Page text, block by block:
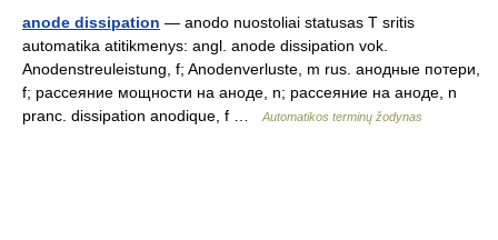
anode dissipation — anodo nuostoliai statusas T sritis
automatika atitikmenys: angl. anode dissipation vok.
Anodenstreuleistung, f; Anodenverluste, m rus. анодные потери,
f; рассеяние мощности на аноде, n; рассеяние на аноде, n
pranc. dissipation anodique, f …
Automatikos terminų žodynas